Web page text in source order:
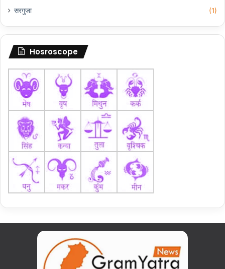
सरगुजा
(1)
Hosroscope